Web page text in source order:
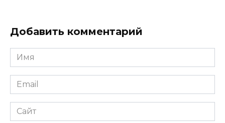
Добавить комментарий
Имя
*
Email
*
Сайт